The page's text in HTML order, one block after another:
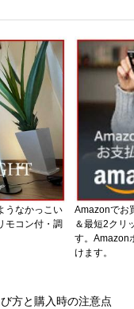
うなかっこい
モコン付・調
Amazonでお
＆最短2クリ
す。Amazon
けます。
方と購入時の注意点